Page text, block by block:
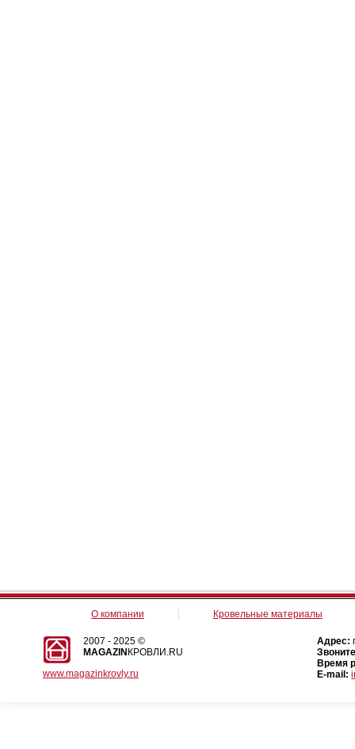
О компании Кровельные материалы
2007 - 2025 ©
MAGAZIN КРОВЛИ.RU
www.magazinkrovly.ru
Адрес:
Время
E-mail: